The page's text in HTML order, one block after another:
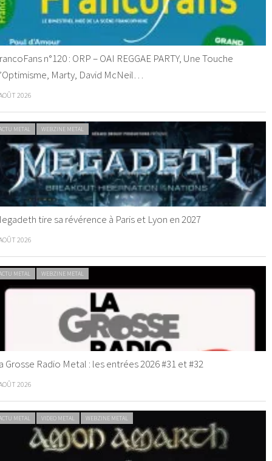
n°120 : ORP – OAI REGGAE PARTY, Une Touche
Marty, David McNeil…
2026
METAL WEBZINE METAL
tire sa révérence à Paris et Lyon en 2027
2026
METAL WEBZINE METAL
Grosse Radio Metal : les entrées 2026 #31 et #32
2026
METAL VIDEO METAL WEBZINE METAL